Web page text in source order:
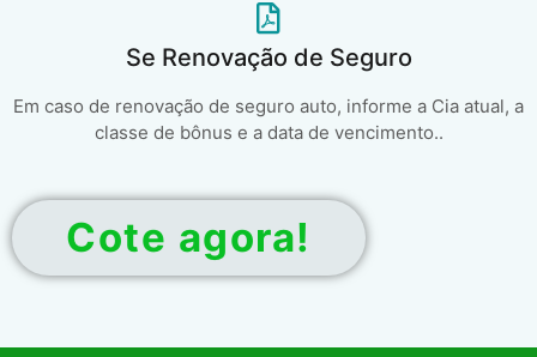
Se Renovação de Seguro
Em caso de renovação de seguro auto, informe a Cia atual, a
classe de bônus e a data de vencimento..
Cote agora!